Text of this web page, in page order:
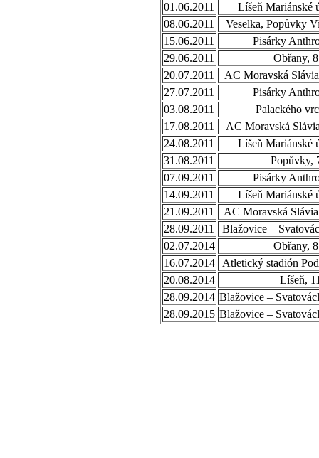
01.06.2011
Líšeň Mariánské
08.06.2011
Veselka, Popůvky
15.06.2011
Pisárky
29.06.2011
Obřany,
20.07.2011
AC Moravská
27.07.2011
Pisárky
03.08.2011
Palackého
17.08.2011
AC Moravská
24.08.2011
Líšeň Mariánské
31.08.2011
Popůvky,
07.09.2011
Pisárky
14.09.2011
Líšeň Mariánské
21.09.2011
AC Moravská
28.09.2011
Blažovice –
02.07.2014
Obřany,
16.07.2014
Atletický stadión
20.08.2014
Líšeň,
28.09.2014 Blažovice –
28.09.2015 Blažovice –